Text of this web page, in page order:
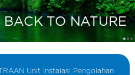
BACK TO NATURE
Unit Instalasi Pengolahan